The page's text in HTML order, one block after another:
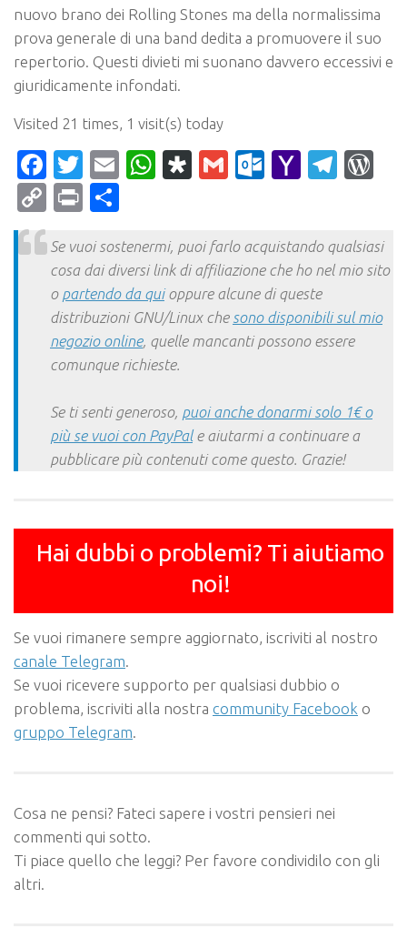
nuovo brano dei Rolling Stones ma della normalissima
prova generale di una band dedita a promuovere il suo
repertorio. Questi divieti mi suonano davvero eccessivi e
giuridicamente infondati.
Visited 21 times, 1 visit(s) today
Facebook
Twitter
EmailWhatsApp
Diaspora
Gmail Yahoo
CopyPrint
Se vuoi sostenermi, puoi farlo acquistando qualsiasi
cosa dai diversi link di affiliazione che ho nel mio sito
o partendo da quioppure alcune di queste
distribuzioni GNU/Linux che sono disponibili sul mio
negozio online, quelle mancanti possono essere
comunque richieste.
Se ti senti generoso, puoi anche donarmi solo 1€ o
più se vuoi con PayPale aiutarmi a continuare a
pubblicare più contenuti come questo. Grazie!
Hai dubbi o problemi? Ti aiutiamo
noi!
Se vuoi rimanere sempre aggiornato, iscriviti al nostro
canale Telegram.
Se vuoi ricevere supporto per qualsiasi dubbio o
problema, iscriviti alla nostra community Facebook o
gruppo Telegram.
Cosa ne pensi? Fateci sapere i vostri pensieri nei
commenti qui sotto.
Ti piace quello che leggi? Per favore condividilo con gli
altri.